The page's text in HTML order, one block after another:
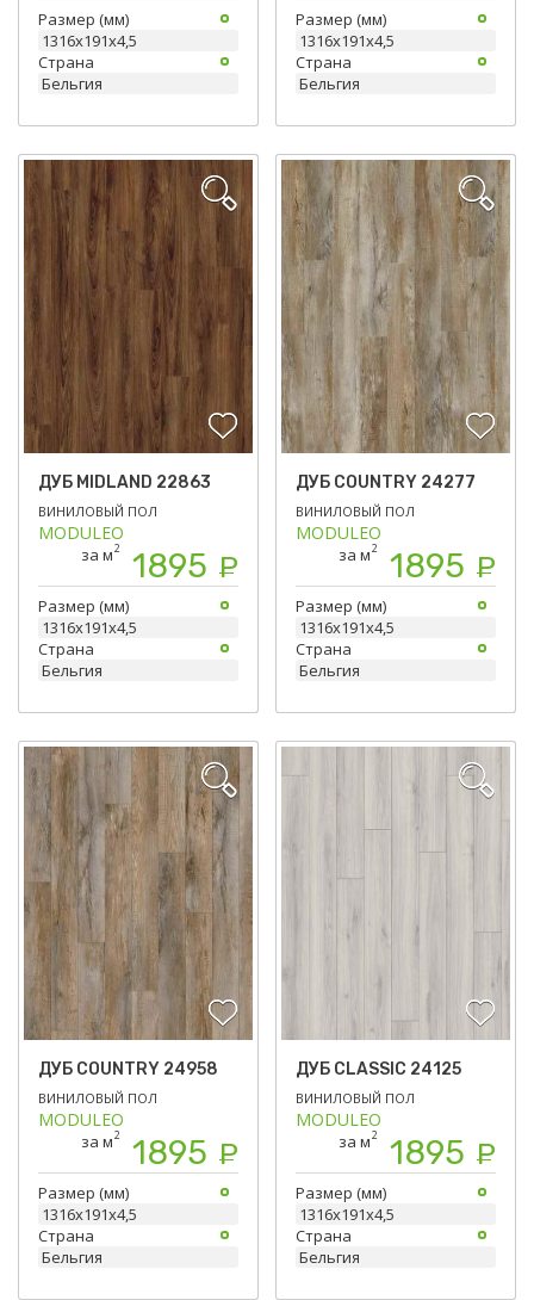
Размер (мм)
1316х191х4,5
Страна
Бельгия
Размер (мм)
1316х191х4,5
Страна
Бельгия
ДУБ MIDLAND 22863
ВИНИЛОВЫЙ ПОЛ
MODULEO
за м2 1895 Р
Размер (мм)
1316х191х4,5
Страна
Бельгия
ДУБ COUNTRY 24277
ВИНИЛОВЫЙ ПОЛ
MODULEO
за м2 1895 Р
Размер (мм)
1316х191х4,5
Страна
Бельгия
ДУБ COUNTRY 24958
ВИНИЛОВЫЙ ПОЛ
MODULEO
за м2 1895 Р
Размер (мм)
1316х191х4,5
Страна
Бельгия
ДУБ CLASSIC 24125
ВИНИЛОВЫЙ ПОЛ
MODULEO
за м2 1895 Р
Размер (мм)
1316х191х4,5
Страна
Бельгия